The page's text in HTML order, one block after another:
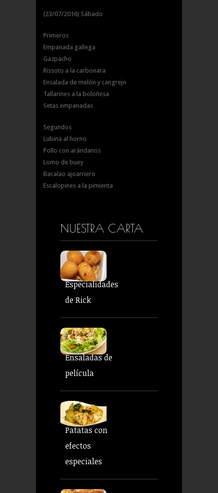
(23/07/2016) Sábado
Primeros
Empanada gallega
Gazpacho
Rissoto a la carbonara
Ensalada de melón y cangrejo
Tallarines a la boloñesa
Setas empanadas
Segundos
Lubina al horno
Pollo con arándanos
Lomo de buey
Bacalao ajoarriero
Escalopines a la pimienta
NUESTRA CARTA
Especialidades
de Rick
Ensaladas de
película
Patatas con
efectos
especiales